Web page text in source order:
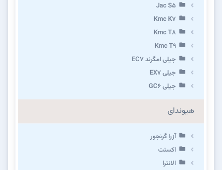
Jac S5
Kmc K7
Kmc T8
Kmc T9
جیلی امگرند EC7
جیلی EX7
جیلی GC6
هیوندای
آزرا گرنجور
اکسنت
الانترا